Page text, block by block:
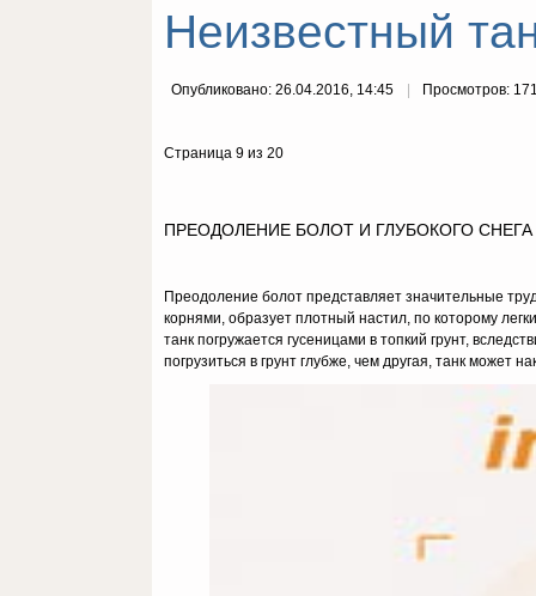
Неизвестный
Опубликовано: 26.04.2016, 14:45 Просмотров:
Страница 9 из 20
ПРЕОДОЛЕНИЕ БОЛОТ И ГЛУБОКОГО СНЕГА
Преодоление болот представляет значительные
корнями, образует плотный настил, по которому
танк погружается гусеницами в топкий грунт,
погрузиться в грунт глубже, чем другая, танк может